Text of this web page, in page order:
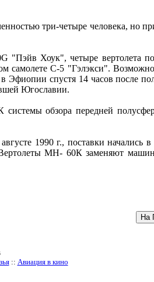
три-четыре человека, но
"Пэйв Хоук", четыре вертолета
самолете С-5 "Гэлэкси".
Эфиопии спустя 14 часов после
Югославии.
обзора передней
1990 г., поставки начались
МН- 60К заменяют
:: Авиация в кино